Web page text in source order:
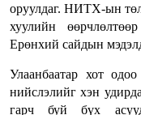
оруулдаг. НИТХ-ын
хуулийн
Ерөнхий сайдын
Улаанбаатар хот
нийслэлийг хэн
гарч буй бүх